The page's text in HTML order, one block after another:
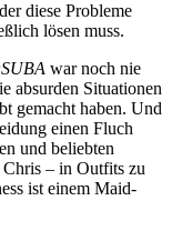
diese Probleme
lösen muss.
war noch nie
absurden Situationen
gemacht haben. Und
einen Fluch
und beliebten
– in Outfits zu
ist einem Maid-